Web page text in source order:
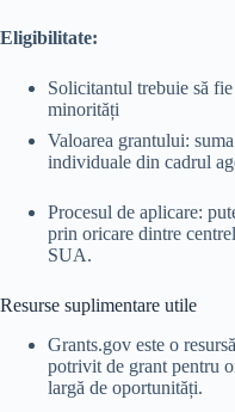
Eligibilitate:
Solicitantul trebuie să
minorități
Valoarea grantului:
individuale din cadrul
Procesul de aplicare:
prin oricare dintre
SUA.
Resurse suplimentare utile
Grants.gov este o
potrivit de grant pentru
largă de oportunități.